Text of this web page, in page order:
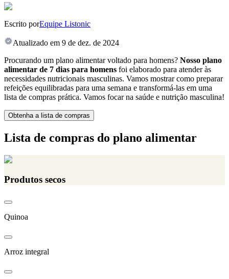
Escrito porEquipe Listonic
Atualizado em 9 de dez. de 2024
Procurando um plano alimentar voltado para homens? Nosso plano
alimentar de 7 dias para homens foi elaborado para atender às
necessidades nutricionais masculinas. Vamos mostrar como preparar
refeições equilibradas para uma semana e transformá-las em uma
lista de compras prática. Vamos focar na saúde e nutrição masculina!
Obtenha a lista de compras
Lista de compras do plano alimentar
Produtos secos
Quinoa
Arroz integral